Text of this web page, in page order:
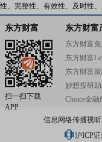
性、完整性、有效性、及时性
东方财富
扫一扫下载
APP
东方财富
东方财富
东方财富
东方财富
妙想投研
Choice金融
信息网络传播视听
沪ICP证